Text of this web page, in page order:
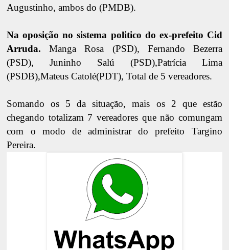
Augustinho, ambos do (PMDB).
Na oposição no sistema politico do ex-prefeito Cid
Arruda.Manga Rosa (PSD), Fernando Bezerra
(PSD), Juninho Salú (PSD),Patrícia Lima
(PSDB),Mateus Catolé(PDT), Total de 5 vereadores.
Somando os 5 da situação, mais os 2 que estão
chegando totalizam 7 vereadores que não comungam
com o modo de administrar do prefeito Targino
Pereira.